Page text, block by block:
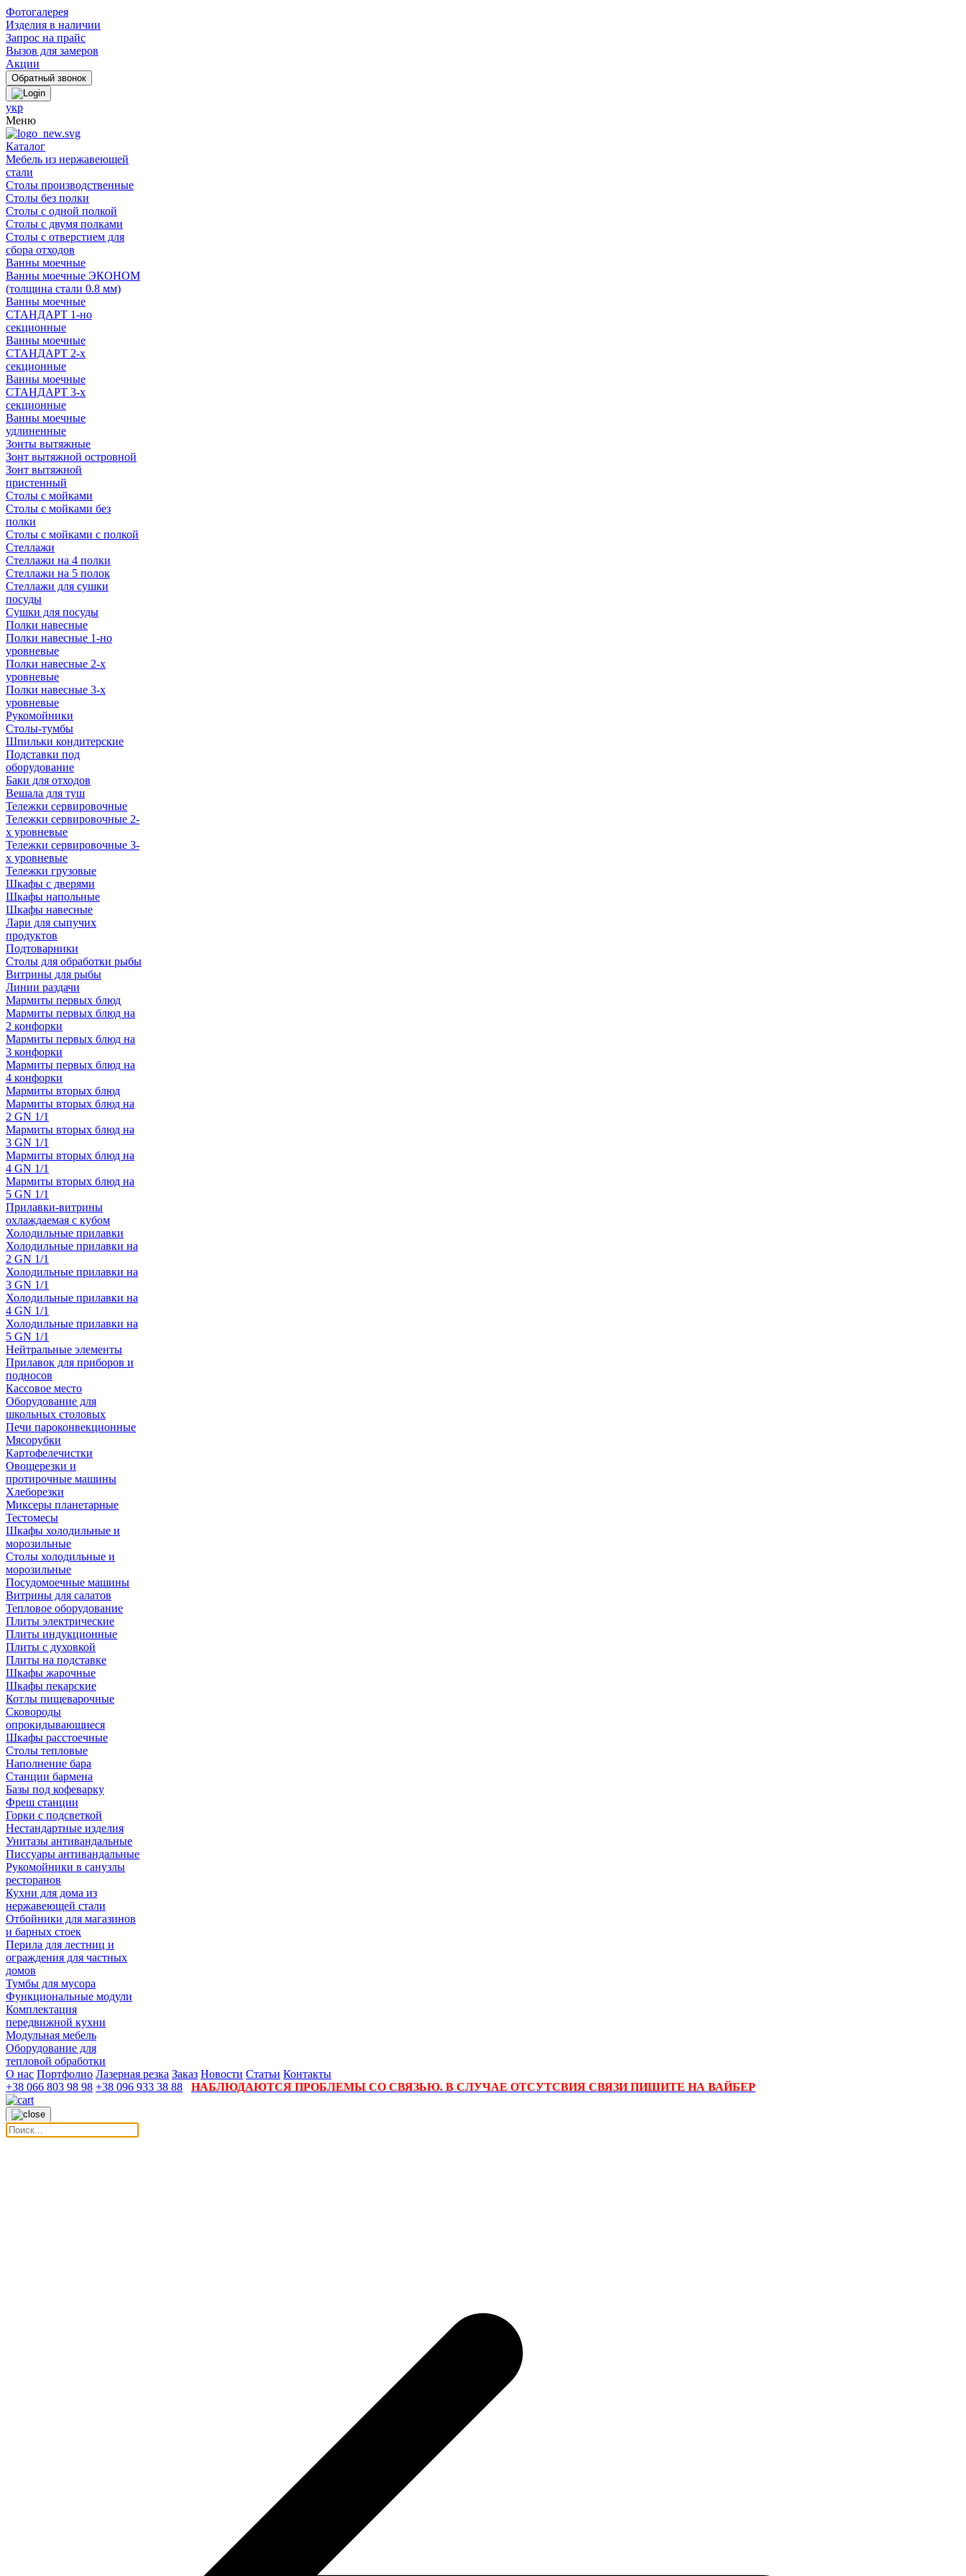
Фотогалерея
Изделия в наличии
Запрос на прайс
Вызов для замеров
Акции
укр
Меню
Каталог
Мебель из нержавеющей
стали
Столы производственные
Столы без полки
Столы с одной полкой
Столы с двумя полками
Столы с отверстием для
сбора отходов
Ванны моечные
Ванны моечные ЭКОНОМ
(толщина стали 0.8 мм)
Ванны моечные
СТАНДАРТ 1-но
секционные
Ванны моечные
СТАНДАРТ 2-х
секционные
Ванны моечные
СТАНДАРТ 3-х
секционные
Ванны моечные
удлиненные
Зонты вытяжные
Зонт вытяжной островной
Зонт вытяжной
пристенный
Столы с мойками
Столы с мойками без
полки
Столы с мойками с полкой
Стеллажи
Стеллажи на 4 полки
Стеллажи на 5 полок
Стеллажи для сушки
посуды
Сушки для посуды
Полки навесные
Полки навесные 1-но
уровневые
Полки навесные 2-х
уровневые
Полки навесные 3-х
уровневые
Рукомойники
Столы-тумбы
Шпильки кондитерские
Подставки под
оборудование
Баки для отходов
Вешала для туш
Тележки сервировочные
Тележки сервировочные 2-
х уровневые
Тележки сервировочные 3-
х уровневые
Тележки грузовые
Шкафы с дверями
Шкафы напольные
Шкафы навесные
Лари для сыпучих
продуктов
Подтоварники
Столы для обработки рыбы
Витрины для рыбы
Линии раздачи
Мармиты первых блюд
Мармиты первых блюд на
2 конфорки
Мармиты первых блюд на
3 конфорки
Мармиты первых блюд на
4 конфорки
Мармиты вторых блюд
Мармиты вторых блюд на
2 GN 1/1
Мармиты вторых блюд на
3 GN 1/1
Мармиты вторых блюд на
4 GN 1/1
Мармиты вторых блюд на
5 GN 1/1
Прилавки-витрины
охлаждаемая с кубом
Холодильные прилавки
Холодильные прилавки на
2 GN 1/1
Холодильные прилавки на
3 GN 1/1
Холодильные прилавки на
4 GN 1/1
Холодильные прилавки на
5 GN 1/1
Нейтральные элементы
Прилавок для приборов и
подносов
Кассовое место
Оборудование для
школьных столовых
Печи пароконвекционные
Мясорубки
Картофелечистки
Овощерезки и
протирочные машины
Хлеборезки
Миксеры планетарные
Тестомесы
Шкафы холодильные и
морозильные
Столы холодильные и
морозильные
Посудомоечные машины
Витрины для салатов
Тепловое оборудование
Плиты электрические
Плиты индукционные
Плиты с духовкой
Плиты на подставке
Шкафы жарочные
Шкафы пекарские
Котлы пищеварочные
Сковороды
опрокидывающиеся
Шкафы расстоечные
Столы тепловые
Наполнение бара
Станции бармена
Базы под кофеварку
Фреш станции
Горки с подсветкой
Нестандартные изделия
Унитазы антивандальные
Писсуары антивандальные
Рукомойники в санузлы
ресторанов
Кухни для дома из
нержавеющей стали
Отбойники для магазинов
и барных стоек
Перила для лестниц и
ограждения для частных
домов
Тумбы для мусора
Функциональные модули
Комплектация
передвижной кухни
Модульная мебель
Оборудование для
тепловой обработки
О нас Портфолио Лазерная резка Заказ Новости Статьи Контакты
+38 066 803 98 98 +38 096 933 38 88 НАБЛЮДАЮТСЯ ПРОБЛЕМЫ СО СВЯЗЬЮ. В СЛУЧАЕ ОТСУТСВИЯ СВЯЗИ ПИШИТЕ НА ВАЙБЕР